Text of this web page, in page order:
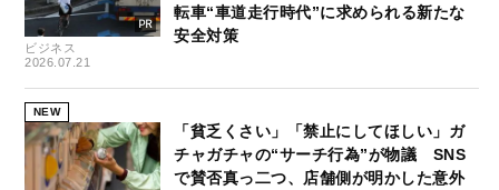
ビジネス
2026.07.21
転車“車道走行時代”に求められる新たな
安全対策
NEW
「貧乏くさい」「禁止にしてほしい」ガ
チャガチャの“サーチ行為”が物議 SNS
で賛否真っ二つ、店舗側が明かした意外